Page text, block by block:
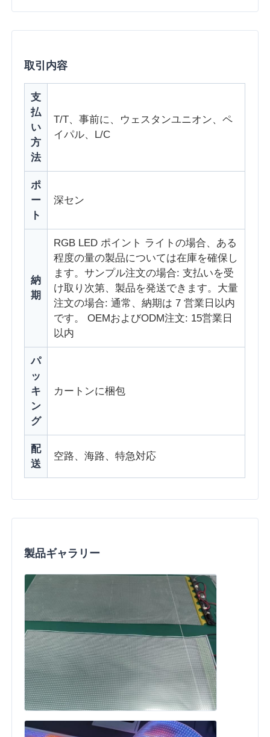
取引内容
支
払
い
方
法
T/T、事前に、ウェスタンユニオン、ペ
イパル、L/C
ポ
ー
ト
深セン
納
期
RGB LED ポイント ライトの場合、ある
程度の量の製品については在庫を確保し
ます。サンプル注文の場合: 支払いを受
け取り次第、製品を発送できます。大量
注文の場合: 通常、納期は 7 営業日以内
です。 OEMおよびODM注文: 15営業日
以内
パ
ッ
キ
ン
グ
カートンに梱包
配
送
空路、海路、特急対応
製品ギャラリー